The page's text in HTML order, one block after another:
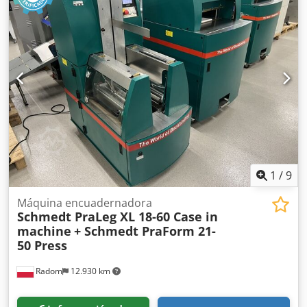
1 /9
Radom 12.930 km
Máquina encuadernadora
Schmedt PraLeg XL 18-60 Case in
machine + Schmedt PraForm 21-
50 Press